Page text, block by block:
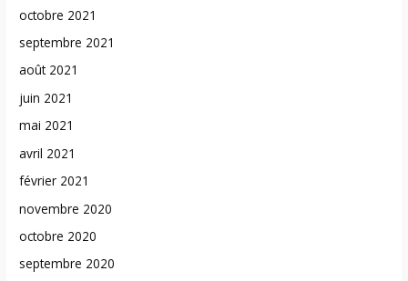
octobre 2021
septembre 2021
août 2021
juin 2021
mai 2021
avril 2021
février 2021
novembre 2020
octobre 2020
septembre 2020